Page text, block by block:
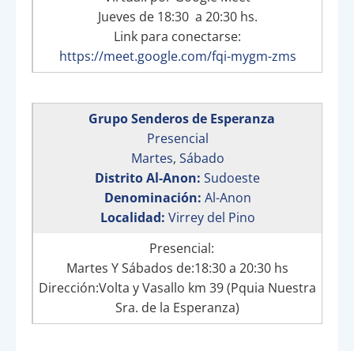
Jueves de 18:30 a 20:30 hs.
Link para conectarse:
https://meet.google.com/fqi-mygm-zms
Grupo Senderos de Esperanza
Presencial
Martes, Sábado
Distrito Al-Anon: Sudoeste
Denominación: Al-Anon
Localidad: Virrey del Pino
Presencial:
Martes Y Sábados de:18:30 a 20:30 hs
Dirección:Volta y Vasallo km 39 (Pquia Nuestra
Sra. de la Esperanza)